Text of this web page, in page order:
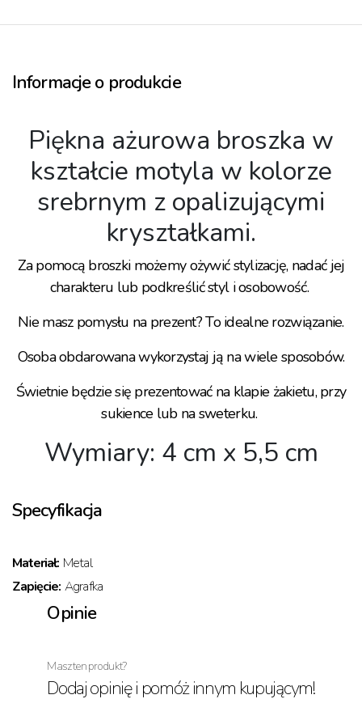
Opinie
Masz ten produkt?
Dodaj opinię i pomóż innym kupującym!
Informacje o produkcie
Piękna ażurowa broszka w
kształcie motyla w kolorze
srebrnym z opalizującymi
kryształkami.
Za pomocą broszki możemy ożywić stylizację, nadać jej
charakteru lub podkreślić styl i osobowość.
Nie masz pomysłu na prezent? To idealne rozwiązanie.
Osoba obdarowana wykorzystaj ją na wiele sposobów.
Świetnie będzie się prezentować na klapie żakietu, przy
sukience lub na sweterku.
Wymiary: 4 cm x 5,5 cm
Specyfikacja
Materiał: Metal
Zapięcie: Agrafka